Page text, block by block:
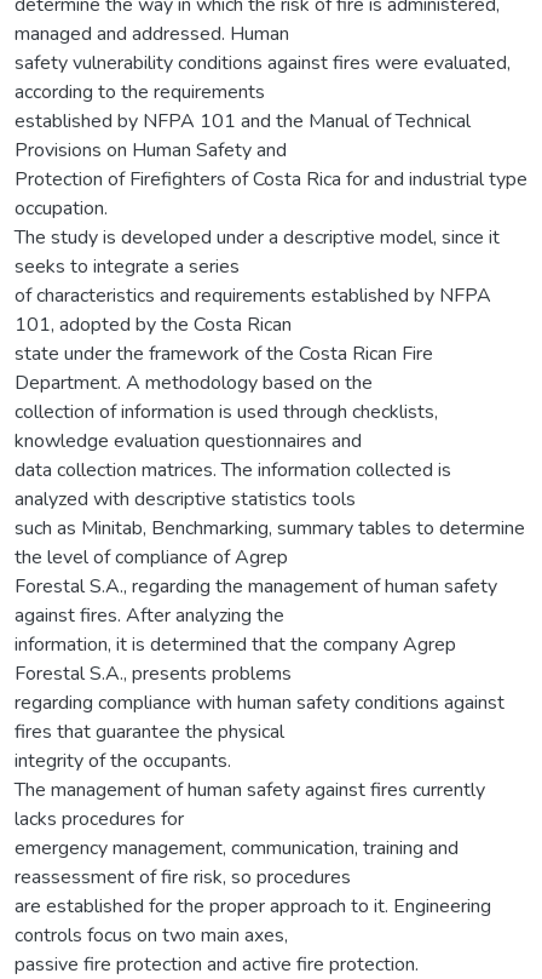
managed and addressed. Human
safety vulnerability conditions against fires were evaluated,
according to the requirements
established by NFPA 101 and the Manual of Technical
Provisions on Human Safety and
Protection of Firefighters of Costa Rica for and industrial type
occupation.
The study is developed under a descriptive model, since it
seeks to integrate a series
of characteristics and requirements established by NFPA
101, adopted by the Costa Rican
state under the framework of the Costa Rican Fire
Department. A methodology based on the
collection of information is used through checklists,
knowledge evaluation questionnaires and
data collection matrices. The information collected is
analyzed with descriptive statistics tools
such as Minitab, Benchmarking, summary tables to determine
the level of compliance of Agrep
Forestal S.A., regarding the management of human safety
against fires. After analyzing the
information, it is determined that the company Agrep
Forestal S.A., presents problems
regarding compliance with human safety conditions against
fires that guarantee the physical
integrity of the occupants.
The management of human safety against fires currently
lacks procedures for
emergency management, communication, training and
reassessment of fire risk, so procedures
are established for the proper approach to it. Engineering
controls focus on two main axes,
passive fire protection and active fire protection.